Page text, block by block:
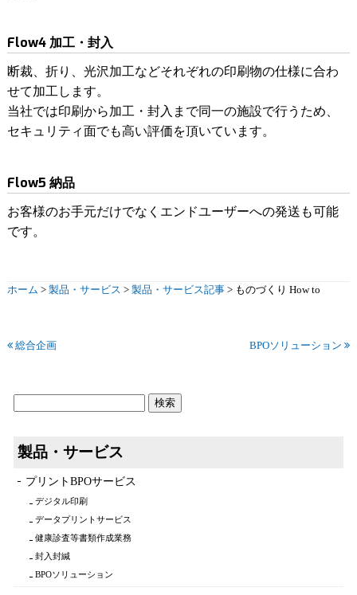
Flow4 加工・封入
断裁、折り、光沢加工などそれぞれの印刷物の仕様に合わ
せて加工します。
当社では印刷から加工・封入まで同一の施設で行うため、
セキュリティ面でも高い評価を頂いています。
Flow5 納品
お客様のお手元だけでなくエンドユーザーへの発送も可能
です。
ホーム > 製品・サービス > 製品・サービス記事> ものづくり How to
総合企画 BPOソリューション
製品・サービス
プリントBPOサービス
デジタル印刷
データプリントサービス
健康診査等書類作成業務
封入封緘
BPOソリューション